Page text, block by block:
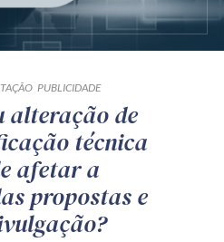
PUBLICIDADE
alteração de
técnica
afetar a
propostas e